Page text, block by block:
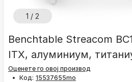
1 / 2
Benchtable Streacom
ITX, алуминиум,
Оценете го овој производ
• Код: